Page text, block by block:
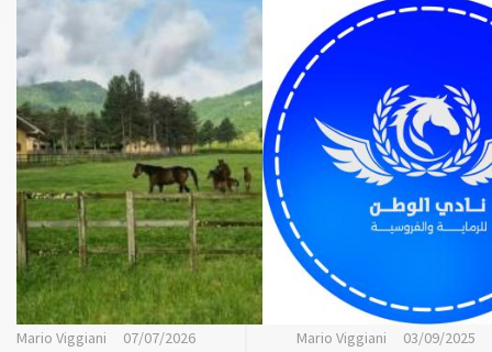
Mario Viggiani
07/07/2026
Mario Viggiani
03/09/2025